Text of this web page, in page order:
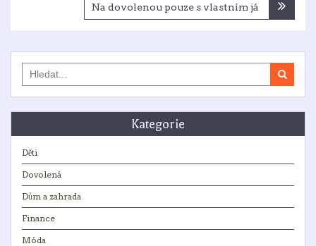
Na dovolenou pouze s vlastním já
Search
for:
Kategorie
Děti
Dovolená
Dům a zahrada
Finance
Móda